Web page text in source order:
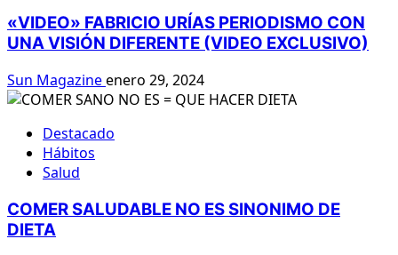
«VIDEO» FABRICIO URÍAS PERIODISMO CON
UNA VISIÓN DIFERENTE (VIDEO EXCLUSIVO)
Sun Magazineenero 29, 2024
Destacado
Hábitos
Salud
COMER SALUDABLE NO ES SINONIMO DE
DIETA